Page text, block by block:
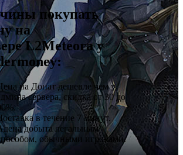
покупать
на
L2Meteora у
на Донат дешевле чем у
сервера, скидка от 30 до
в течение 7 минут.
добыта легальным
обычными игроками.